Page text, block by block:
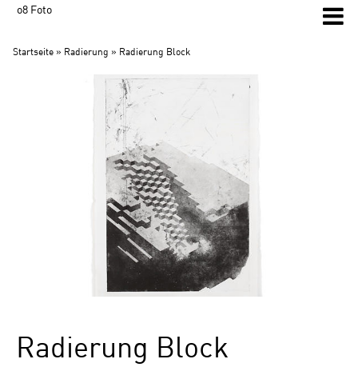
o8 Foto
Startseite » Radierung » Radierung Block
Radierung Block